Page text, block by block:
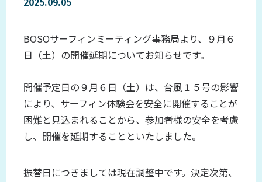
BOSOサーフィンミーティング事務局より、９月６
日（土）の開催延期についてお知らせです。
開催予定日の９月６日（土）は、台風１５号の影響
により、サーフィン体験会を安全に開催することが
困難と見込まれることから、参加者様の安全を考慮
し、開催を延期することといたしました。
振替日につきましては現在調整中です。決定次第、